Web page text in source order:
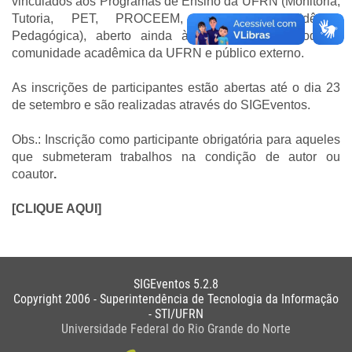
Tutoria, PET, PROCEEM, PIBID e Residência
Pedagógica), aberto ainda à participação de toda a
comunidade acadêmica da UFRN e público externo.
As inscrições de participantes estão abertas até o dia 23
de setembro e são realizadas através do SIGEventos.
Obs.: Inscrição como participante obrigatória para aqueles
que submeteram trabalhos na condição de autor ou
coautor.
[CLIQUE AQUI ]
SIGEventos 5.2.8
Copyright 2006 - Superintendência de Tecnologia da Informação
- STI/UFRN
Universidade Federal do Rio Grande do Norte